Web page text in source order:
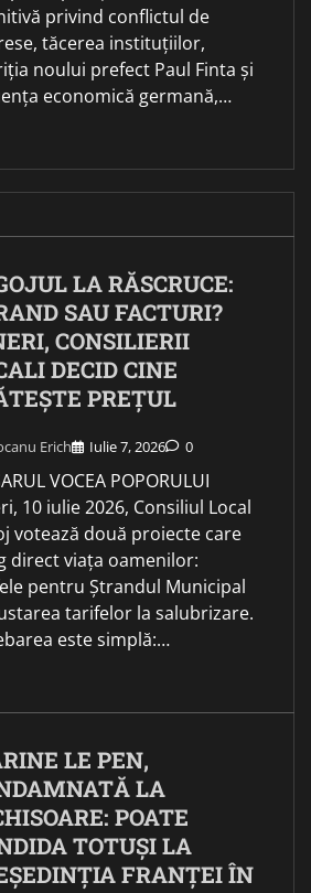
privind conflictul de
tăcerea instituțiilor,
noului prefect Paul Finta și
economică germană,…
LA RĂSCRUCE:
SAU FACTURI?
CONSILIERII
DECID CINE
PREȚUL
Erich Iulie 7, 2026 0
VOCEA POPORULUI
10 iulie 2026, Consiliul Local
votează două proiecte care
direct viața oamenilor:
pentru Ștrandul Municipal
tarifelor la salubrizare.
este simplă:…
LE PEN,
LA
POATE
TOTUȘI LA
FRANȚEI ÎN